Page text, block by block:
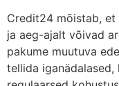
Credit24 mõistab,
ja aeg-ajalt võivad
pakume muutuva
tellida iganädalased,